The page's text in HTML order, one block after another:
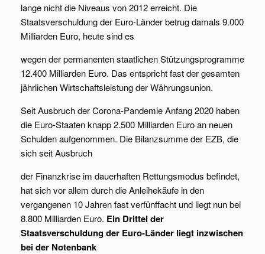
lange nicht die Niveaus von 2012 erreicht. Die
Staatsverschuldung der Euro-Länder betrug damals 9.000
Milliarden Euro, heute sind es
wegen der permanenten staatlichen Stützungsprogramme
12.400 Milliarden Euro. Das entspricht fast der gesamten
jährlichen Wirtschaftsleistung der Währungsunion.
Seit Ausbruch der Corona-Pandemie Anfang 2020 haben
die Euro-Staaten knapp 2.500 Milliarden Euro an neuen
Schulden aufgenommen. Die Bilanzsumme der EZB, die
sich seit Ausbruch
der Finanzkrise im dauerhaften Rettungsmodus befindet,
hat sich vor allem durch die Anleihekäufe in den
vergangenen 10 Jahren fast verfünffacht und liegt nun bei
8.800 Milliarden Euro. Ein Drittel der
Staatsverschuldung der Euro-Länder liegt inzwischen
bei der Notenbank